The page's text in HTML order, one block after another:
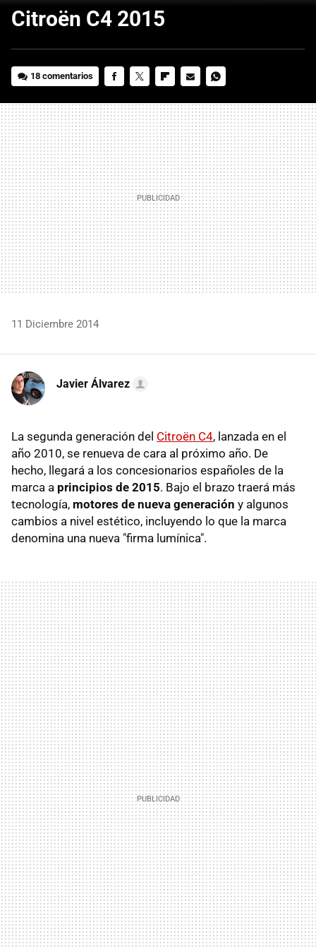
Citroën C4 2015
18 comentarios
MAIL
11 Diciembre 2014
Javier Álvarez
La segunda generación del Citroën C4, lanzada en el
año 2010, se renueva de cara al próximo año. De
hecho, llegará a los concesionarios españoles de la
marca a principios de 2015. Bajo el brazo traerá más
tecnología, motores de nueva generación y algunos
cambios a nivel estético, incluyendo lo que la marca
denomina una nueva "firma lumínica".